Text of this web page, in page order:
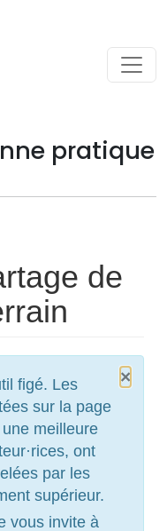
pratique